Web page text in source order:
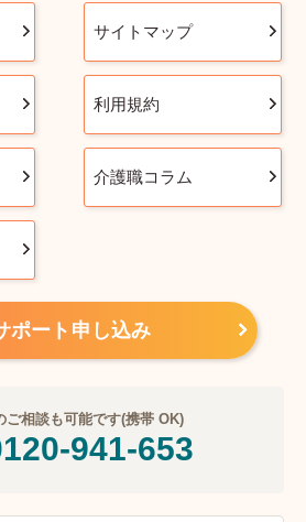
サイトマップ
利用規約
介護職コラム
ポート申し込み
ご相談も可能です(携帯 OK)
941-653